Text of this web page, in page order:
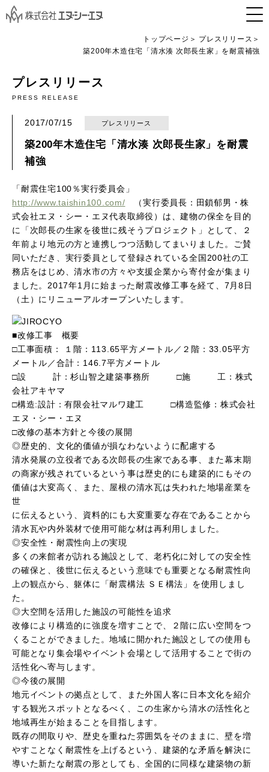
トップページ
プレスリリース
築200年木造住宅「清水湊 次郎長生家」を耐震補強
プレスリリース
PRESS RELEASE
2017/07/15 プレスリリース
築200年木造住宅「清水湊 次郎長生家」を耐震
補強
「耐震住宅100％実行委員会」
http://www.taishin100.com/ （実行委員長：田鎖郁男・株
式会社エヌ・シー・エヌ代表取締役）は、建物の保全を目的
に「次郎長の生家を後世に残そうプロジェクト」として、２
年前より地元の方と連携しつつ活動してまいりました。ご賛
同いただき、実行委員として登録されている全国200社の工
務店をはじめ、清水市の方々や支援企業から寄付金が集まり
ました。2017年1月に始まった耐震改修工事を経て、7月8日
（土）にリニューアルオープンいたします。
■改修工事 概要
□工事面積： １階：113.65平方メートル／２階：33.05平方
メートル／合計：146.7平方メートル
□設 計：杉山智之建築事務所 □施 工：株式
会社アキヤマ
□構造:設計：有限会社マルワ建工 □構造監修：株式会社
エヌ・シー・エヌ
□改修の基本方針と今後の展開
◎歴史的、文化的価値が損なわないように配慮する
清水発展の立役者である次郎長の生家である事、また幕末期
の商家が残されているという事は歴史的にも建築的にもその
価値は大変高く、また、屋根の清水瓦は失われた地場産業を
世
に伝えるという、資料的にも大変重要な存在であることから
清水瓦や内外装材で使用可能な材は再利用しました。
◎安全性・耐震性向上の実現
多くの来館者が訪れる施設として、老朽化に対しての安全性
の確保と、後世に伝えるという意味でも重要となる耐震性向
上の観点から、躯体に「耐震構法 ＳＥ構法」を使用しまし
た。
◎大空間を活用した施設の可能性を追求
改修により構造的に強度を増すことで、２階に広い空間をつ
くることができました。地域に開かれた施設としての使用も
可能となり集会場やイベント会場として活用することで街の
活性化へ寄与します。
◎今後の展開
地元イベントの拠点として、また外国人客に日本文化を紹介
する観光スポットとなるべく、この生家から清水の活性化と
地域再生が始まることを目指します。
既存の間取りや、歴史を重ねた雰囲気をそのままに、壁を増
やすことなく耐震性を上げるという、建築的な矛盾を解決に
導いた新たな耐震の形としても、全国的に同様な建築物の新